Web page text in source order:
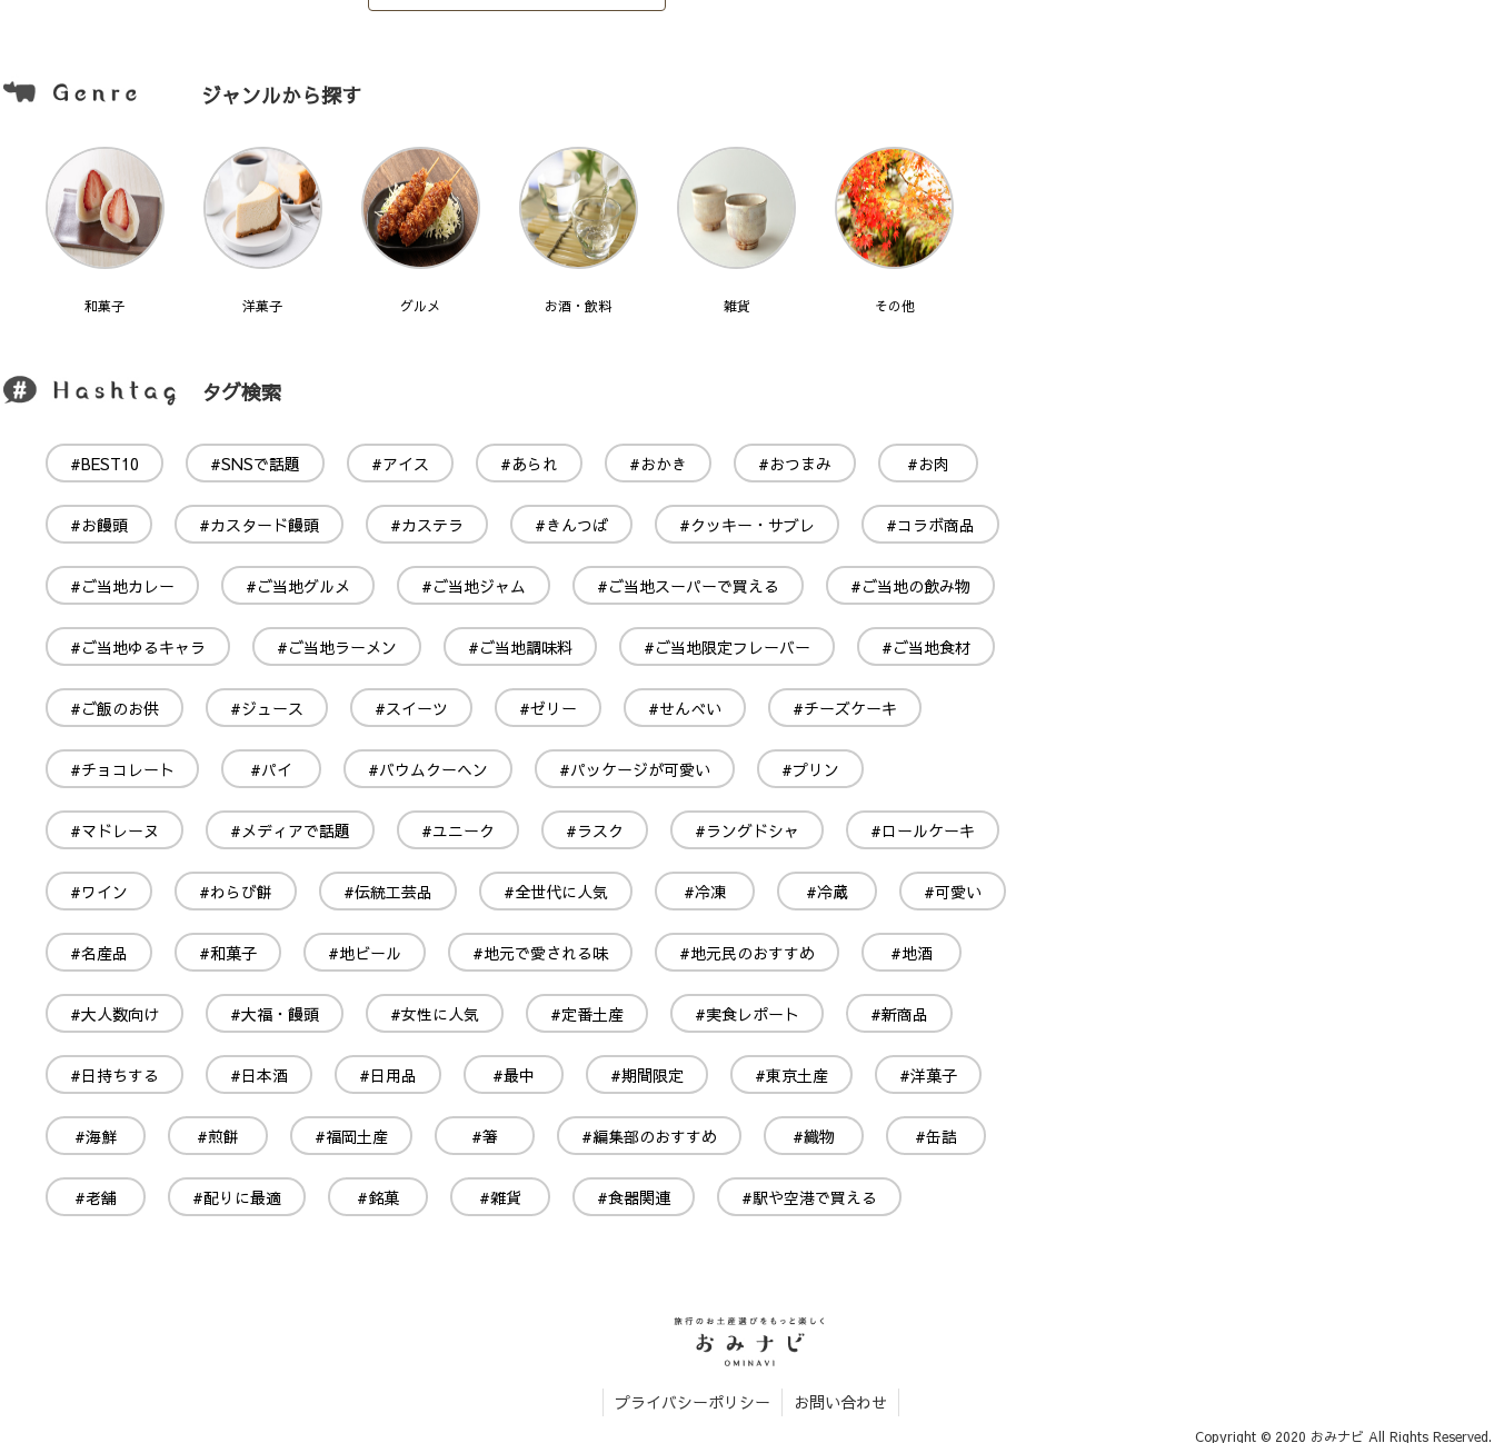
ジャンルから探す
和菓子 洋菓子 グルメ お酒・飲料 雑貨 その他
タグ検索
#BEST10 #SNSで話題 #アイス #あられ #おかき #おつまみ #お肉
#お饅頭 #カスタード饅頭 #カステラ #きんつば #クッキー・サブレ #コラボ商品
#ご当地カレー #ご当地グルメ #ご当地ジャム #ご当地スーパーで買える #ご当地の飲み物
#ご当地ゆるキャラ #ご当地ラーメン #ご当地調味料 #ご当地限定フレーバー #ご当地食材
#ご飯のお供 #ジュース #スイーツ #ゼリー #せんべい #チーズケーキ
#チョコレート #パイ #バウムクーヘン #パッケージが可愛い #プリン
#マドレーヌ #メディアで話題 #ユニーク #ラスク #ラングドシャ #ロールケーキ
#ワイン #わらび餅 #伝統工芸品 #全世代に人気 #冷凍 #冷蔵 #可愛い
#名産品 #和菓子 #地ビール #地元で愛される味 #地元民のおすすめ #地酒
#大人数向け #大福・饅頭 #女性に人気 #定番土産 #実食レポート #新商品
#日持ちする #日本酒 #日用品 #最中 #期間限定 #東京土産 #洋菓子
#海鮮 #煎餅 #福岡土産 #箸 #編集部のおすすめ #織物 #缶詰
#老舗 #配りに最適 #銘菓 #雑貨 #食器関連 #駅や空港で買える
プライバシーポリシー お問い合わせ
Copyright © 2020 おみナビ All Rights Reserved.